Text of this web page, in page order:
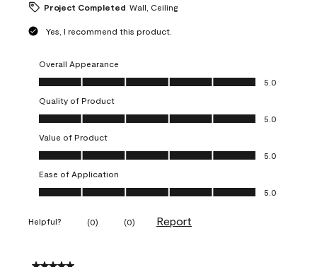
Project Completed Wall, Ceiling
Yes, I recommend this product.
Overall Appearance
Overall Appearance, 5.0 out of 5
5.0
Quality of Product
Quality of Product, 5.0 out of 5
5.0
Value of Product
Value of Product, 5.0 out of 5
5.0
Ease of Application
Ease of Application, 5.0 out of 5
5.0
Helpful? (0) (0) Report